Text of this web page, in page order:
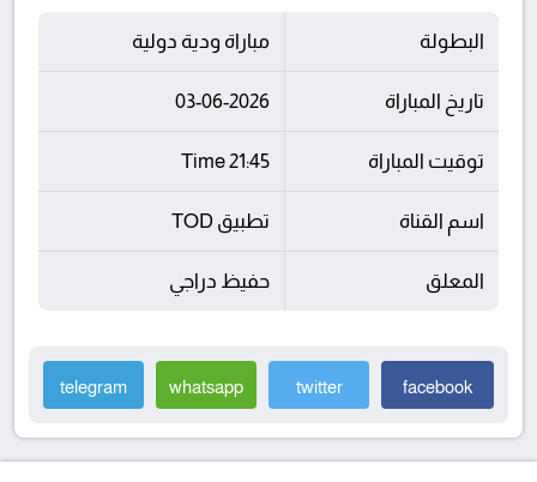
البطولة مباراة ودية دولية
تاريخ المباراة 03-06-2026
توقيت المباراة 21:45 Time
اسم القناة تطبيق TOD
المعلق حفيظ دراجي
facebook
twitter
whatsapp
telegram